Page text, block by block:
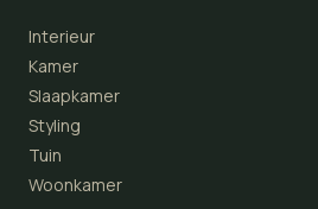
Interieur
Kamer
Slaapkamer
Styling
Tuin
Woonkamer